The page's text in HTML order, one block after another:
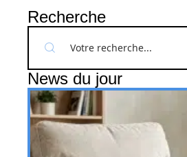
Recherche
News du jour